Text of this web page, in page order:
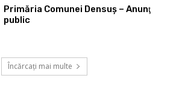
Primăria Comunei Densuş – Anunţ
public
Încărcați mai multe